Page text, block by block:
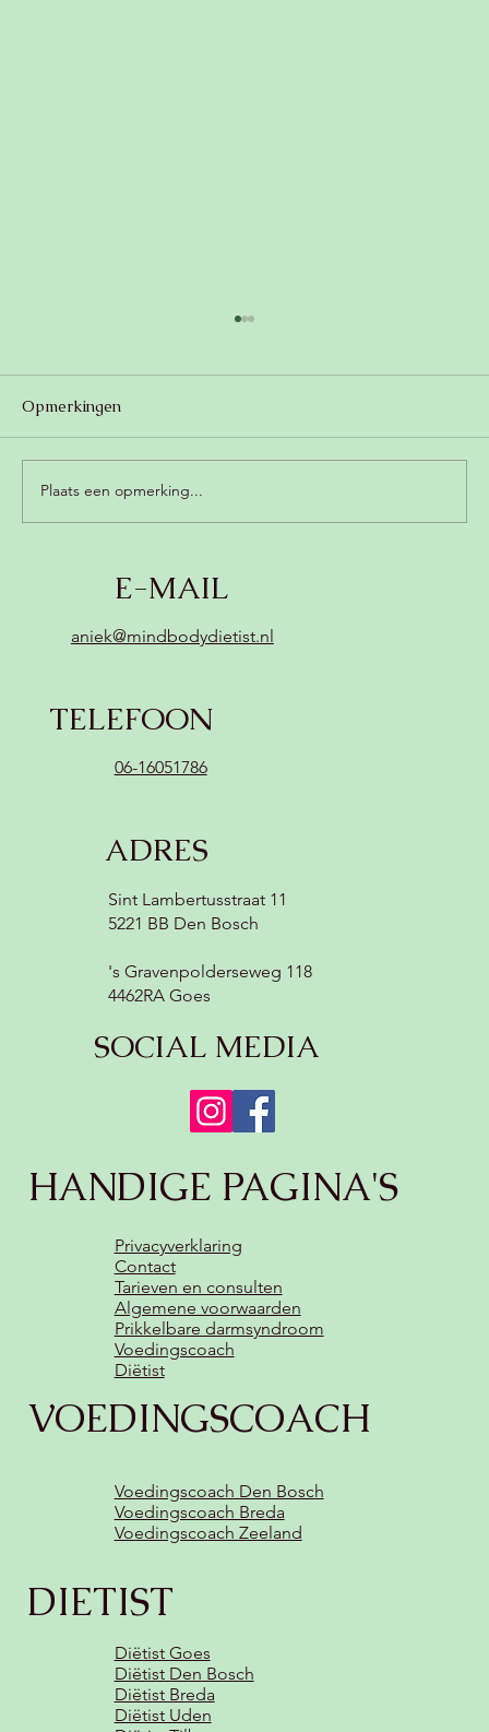
Romige champignonsoep met kokos
(zonder zuivel, vegan) 😍
Opmerkingen
Plaats een opmerking...
HANDIGE PAGINA'S
TELEFOON
06-16051786
E-MAIL
aniek@mindbodydietist.nl
SOCIAL MEDIA
Privacyverklaring
Contact
Tarieven en consulten
Algemene voorwaarden
Prikkelbare darmsyndroom
Voedingscoach
Diëtist
ADRES
Sint Lambertusstraat 11
5221 BB Den Bosch
's Gravenpolderseweg 118
4462RA Goes
DIETIST
Diëtist Goes
Diëtist Den Bosch
Diëtist Breda
Diëtist Uden
VOEDINGSCOACH
Voedingscoach Den Bosch
Voedingscoach Breda
Voedingscoach Zeeland